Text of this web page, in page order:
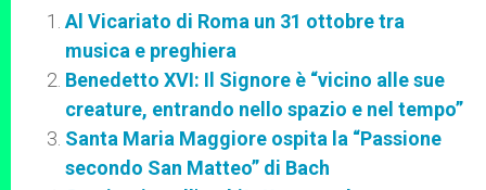
Al Vicariato di Roma un 31 ottobre tra
musica e preghiera
Benedetto XVI: Il Signore è “vicino alle sue
creature, entrando nello spazio e nel tempo”
Santa Maria Maggiore ospita la “Passione
secondo San Matteo” di Bach